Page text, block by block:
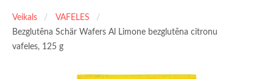
Veikals
VAFELES
Bezglutēna Schär Wafers Al Limone bezglutēna citronu
vafeles, 125 g